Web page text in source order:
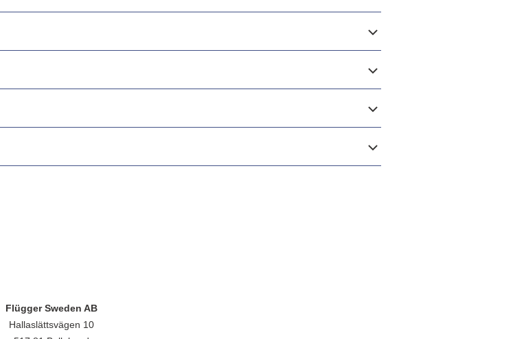
Flügger Sweden AB
Hallaslättsvägen 10